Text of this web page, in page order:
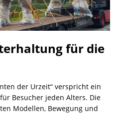
für die
der Urzeit“ verspricht ein
Besucher jeden Alters. Die
Modellen, Bewegung und